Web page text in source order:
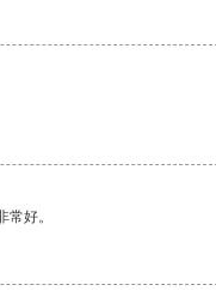
好。